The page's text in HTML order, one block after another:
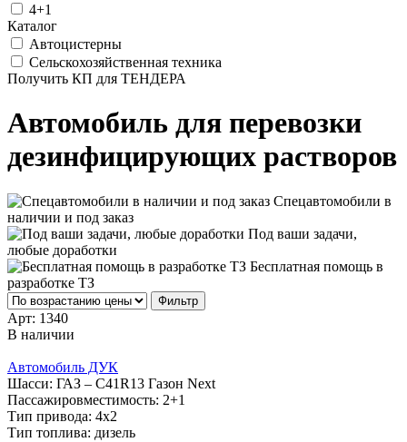
4+1
Каталог
Автоцистерны
Сельскохозяйственная техника
Получить КП для ТЕНДЕРА
Автомобиль для перевозки
дезинфицирующих растворов
Спецавтомобили в
наличии и под заказ
Под ваши задачи,
любые доработки
Бесплатная помощь в
разработке ТЗ
Фильтр
Арт: 1340
В наличии
Автомобиль ДУК
Шасси: ГАЗ – С41R13 Газон Next
Пассажировместимость: 2+1
Тип привода: 4х2
Тип топлива: дизель